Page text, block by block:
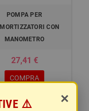
POMPA PER
CON
MANOMETRO
27,41 €
COMPRA
×
⚠️